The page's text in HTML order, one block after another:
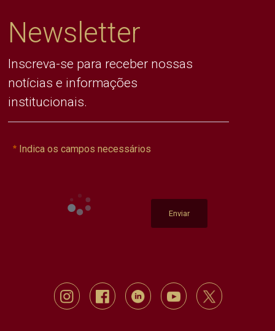
Newsletter
Inscreva-se para receber nossas
notícias e informações
institucionais.
Indica os campos necessários
Enviar